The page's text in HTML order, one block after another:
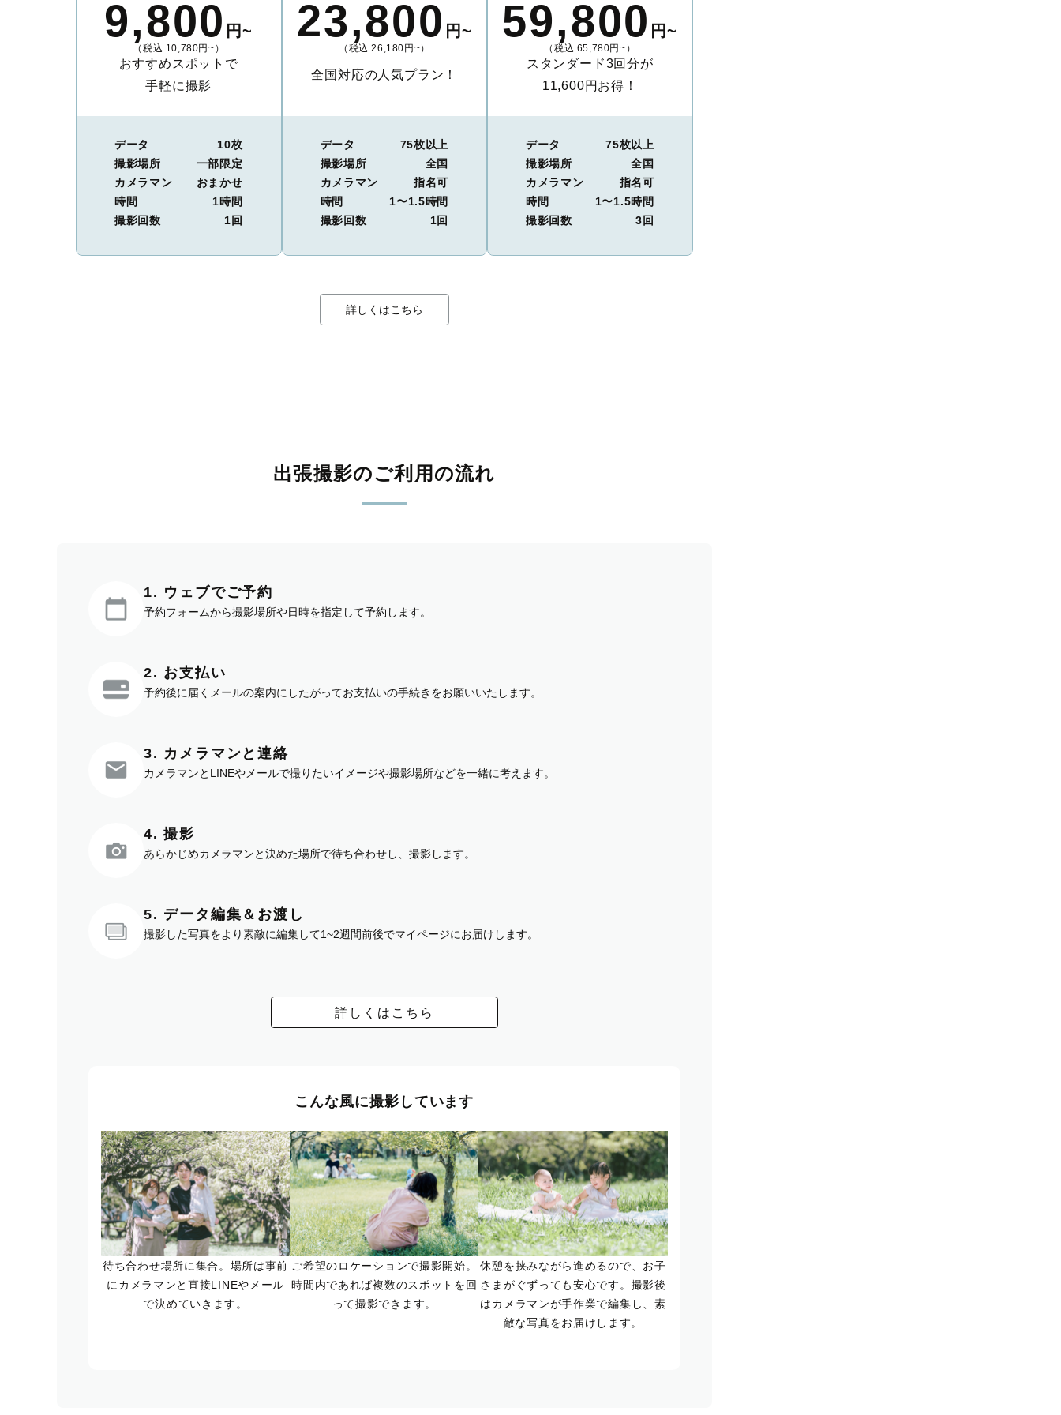
9,800 円~
（税込 10,780円~）
おすすめスポットで
手軽に撮影
データ
10枚
撮影場所
一部限定
カメラマン
おまかせ
時間
1時間
撮影回数
1回
23,800 円~
（税込 26,180円~）
全国対応の人気プラン！
データ
75枚以上
撮影場所
全国
カメラマン
指名可
時間
1〜1.5時間
撮影回数
1回
59,800 円~
（税込 65,780円~）
スタンダード3回分が
11,600円お得！
データ
75枚以上
撮影場所
全国
カメラマン
指名可
時間
1〜1.5時間
撮影回数
3回
詳しくはこちら
出張撮影のご利用の流れ
1. ウェブでご予約
予約フォームから撮影場所や日時を指定して予約します。
2. お支払い
予約後に届くメールの案内にしたがってお支払いの手続きをお願いいたします。
3. カメラマンと連絡
カメラマンとLINEやメールで撮りたいイメージや撮影場所などを一緒に考えます。
4. 撮影
あらかじめカメラマンと決めた場所で待ち合わせし、撮影します。
5. データ編集＆お渡し
撮影した写真をより素敵に編集して1~2週間前後でマイページにお届けします。
詳しくはこちら
こんな風に撮影しています
待ち合わせ場所に集合。場所は事前
にカメラマンと直接LINEやメール
で決めていきます。
ご希望のロケーションで撮影開始。
時間内であれば複数のスポットを回
って撮影できます。
休憩を挟みながら進めるので、お子
さまがぐずっても安心です。撮影後
はカメラマンが手作業で編集し、素
敵な写真をお届けします。